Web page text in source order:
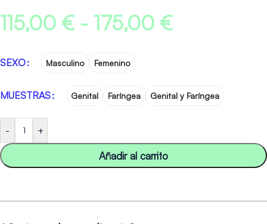
115,00 € - 175,00 €
SEXO Masculino Femenino
MUESTRAS Genital Faríngea Genital y Faríngea
- +
Añadir al carrito